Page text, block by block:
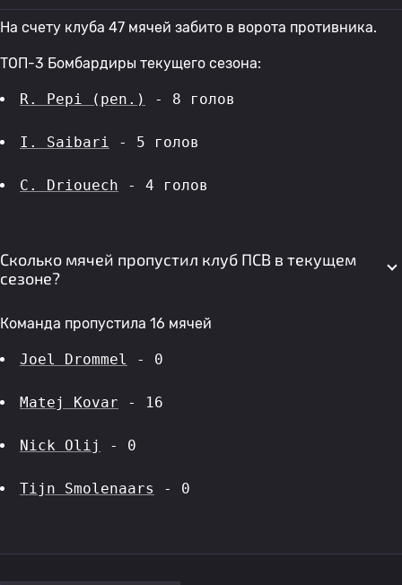
На счету клуба 47 мячей забито в ворота противника.
ТОП-3 Бомбардиры текущего сезона:
R. Pepi (pen.) - 8 голов
I. Saibari - 5 голов
C. Driouech - 4 голов
Сколько мячей пропустил клуб ПСВ в текущем
сезоне?
Команда пропустила 16 мячей
Joel Drommel - 0
Matej Kovar - 16
Nick Olij - 0
Tijn Smolenaars - 0